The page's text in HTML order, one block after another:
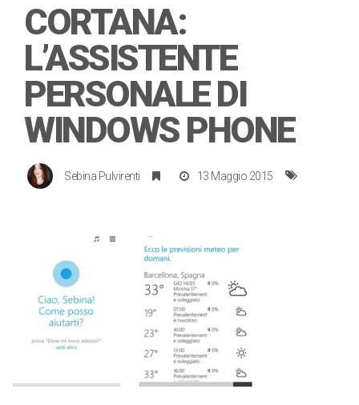
CORTANA:
L’ASSISTENTE
PERSONALE DI
WINDOWS PHONE
Sebina Pulvirenti 13 Maggio 2015